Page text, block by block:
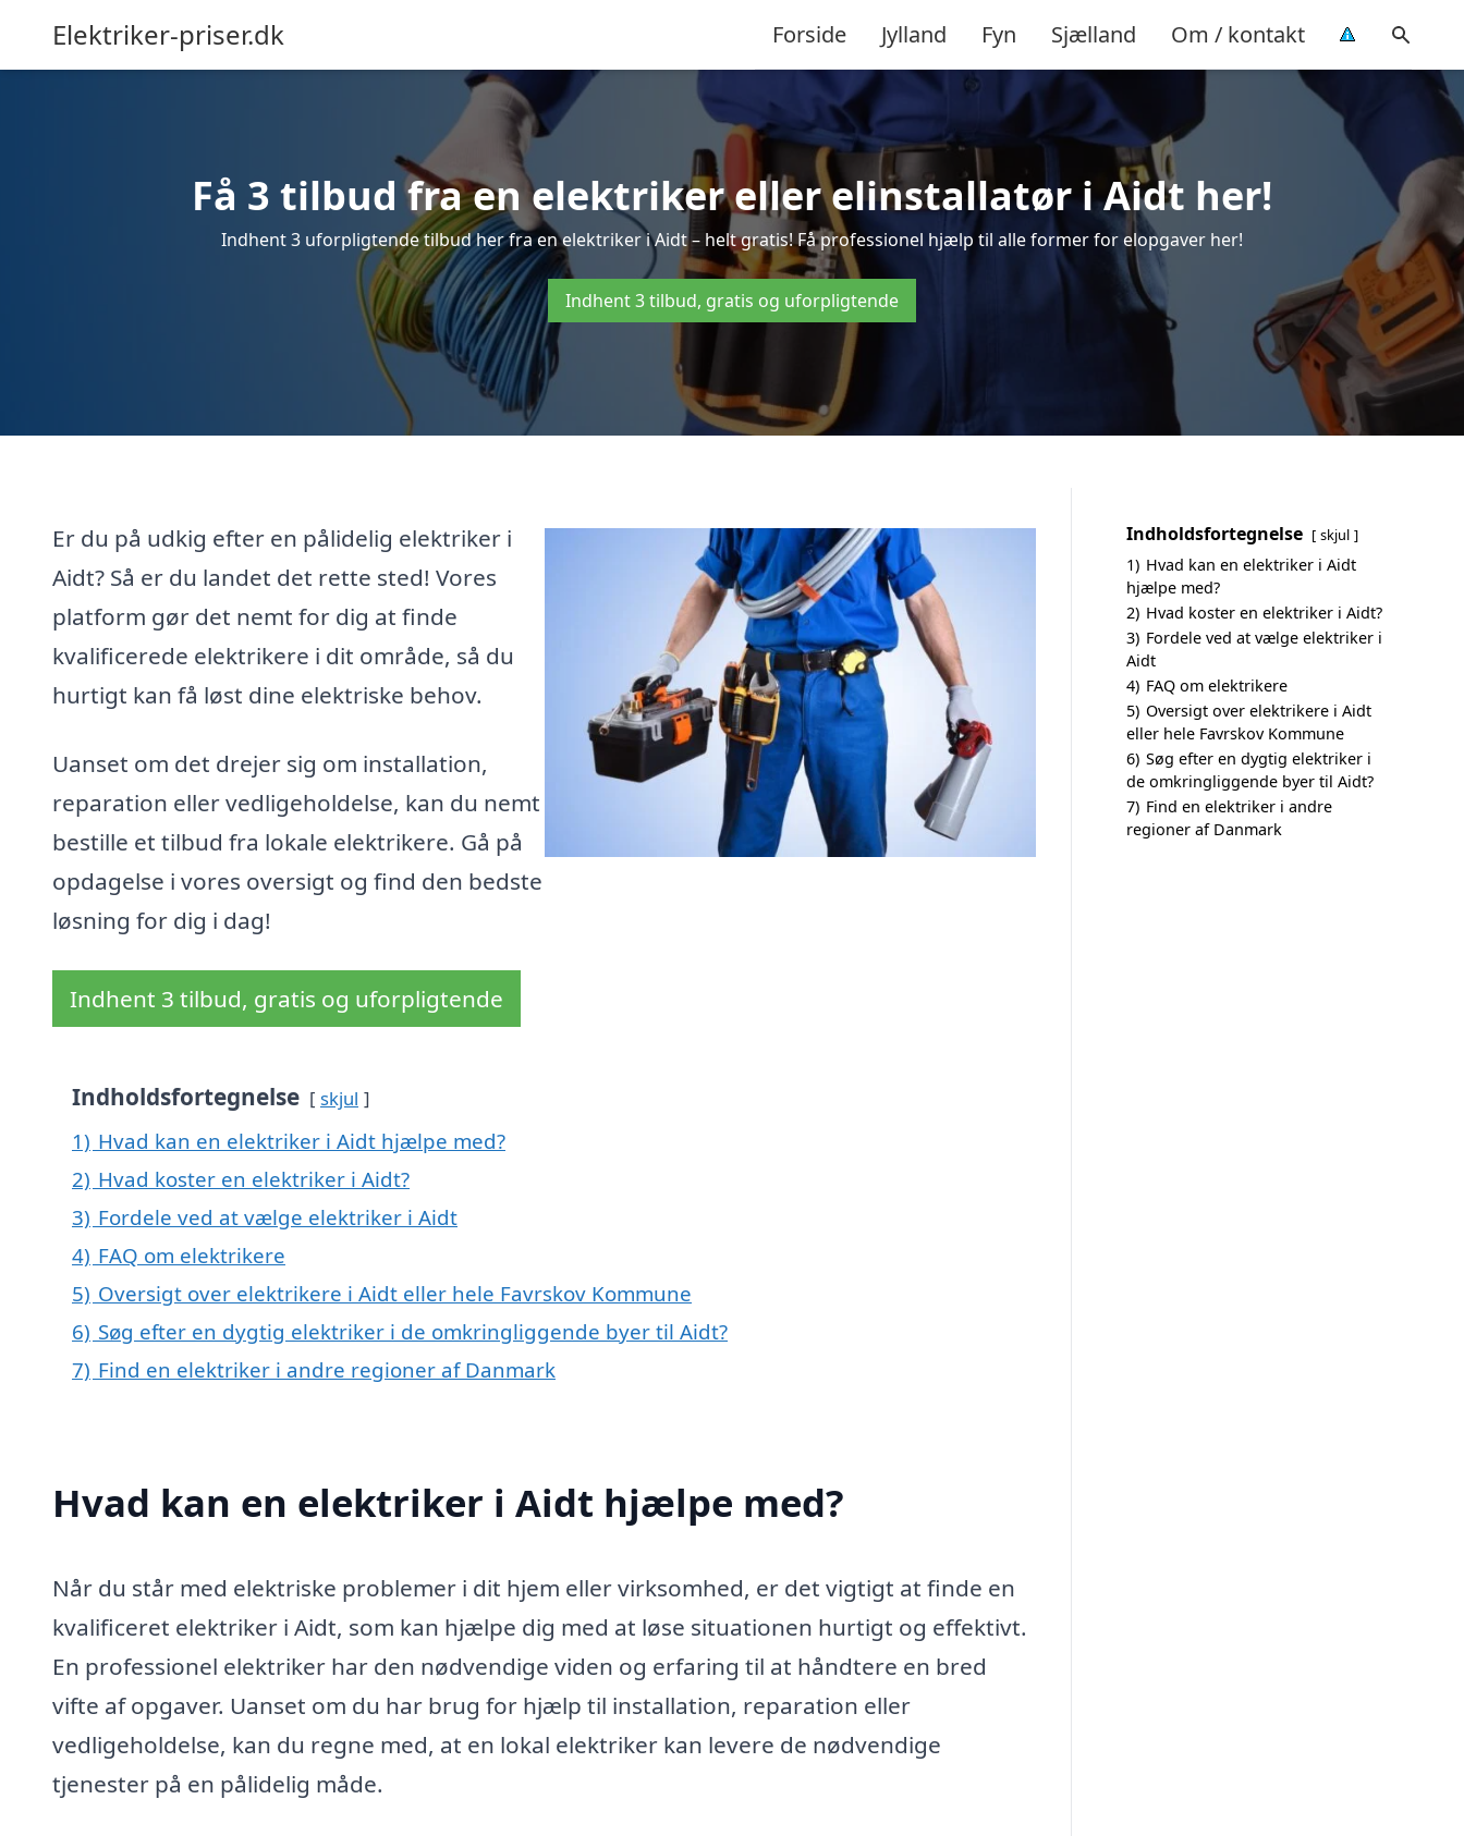
Elektriker-priser.dk Forside Jylland Fyn Sjælland Om / kontakt
Få 3 tilbud fra en elektriker eller elinstallatør i Aidt her!
Indhent 3 uforpligtende tilbud her fra en elektriker i Aidt – helt gratis! Få professionel hjælp til alle former for elopgaver her!
Indhent 3 tilbud, gratis og uforpligtende
Er du på udkig efter en pålidelig elektriker i
Aidt? Så er du landet det rette sted! Vores
platform gør det nemt for dig at finde
kvalificerede elektrikere i dit område, så du
hurtigt kan få løst dine elektriske behov.
Uanset om det drejer sig om installation,
reparation eller vedligeholdelse, kan du nemt
bestille et tilbud fra lokale elektrikere. Gå på
opdagelse i vores oversigt og find den bedste
løsning for dig i dag!
Indhent 3 tilbud, gratis og uforpligtende
Indholdsfortegnelse skjul
1) Hvad kan en elektriker i Aidt hjælpe med?
2) Hvad koster en elektriker i Aidt?
3) Fordele ved at vælge elektriker i Aidt
4) FAQ om elektrikere
5) Oversigt over elektrikere i Aidt eller hele Favrskov Kommune
6) Søg efter en dygtig elektriker i de omkringliggende byer til Aidt?
7) Find en elektriker i andre regioner af Danmark
Hvad kan en elektriker i Aidt hjælpe med?
Når du står med elektriske problemer i dit hjem eller virksomhed, er det vigtigt at finde en
kvalificeret elektriker i Aidt, som kan hjælpe dig med at løse situationen hurtigt og effektivt.
En professionel elektriker har den nødvendige viden og erfaring til at håndtere en bred
vifte af opgaver. Uanset om du har brug for hjælp til installation, reparation eller
vedligeholdelse, kan du regne med, at en lokal elektriker kan levere de nødvendige
tjenester på en pålidelig måde.
Indholdsfortegnelse skjul
1) Hvad kan en elektriker i Aidt
hjælpe med?
2) Hvad koster en elektriker i Aidt?
3) Fordele ved at vælge elektriker i
Aidt
4) FAQ om elektrikere
5) Oversigt over elektrikere i Aidt
eller hele Favrskov Kommune
6) Søg efter en dygtig elektriker i
de omkringliggende byer til Aidt?
7) Find en elektriker i andre
regioner af Danmark